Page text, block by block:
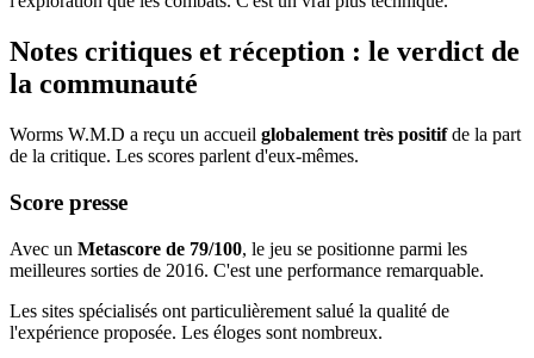
Notes critiques et réception : le verdict de
la communauté
Worms W.M.D a reçu un accueil globalement très positifde la part
de la critique. Les scores parlent d'eux-mêmes.
Score presse
Avec un Metascore de 79/100, le jeu se positionne parmi les
meilleures sorties de 2016. C'est une performance remarquable.
Les sites spécialisés ont particulièrement salué la qualité de
l'expérience proposée. Les éloges sont nombreux.